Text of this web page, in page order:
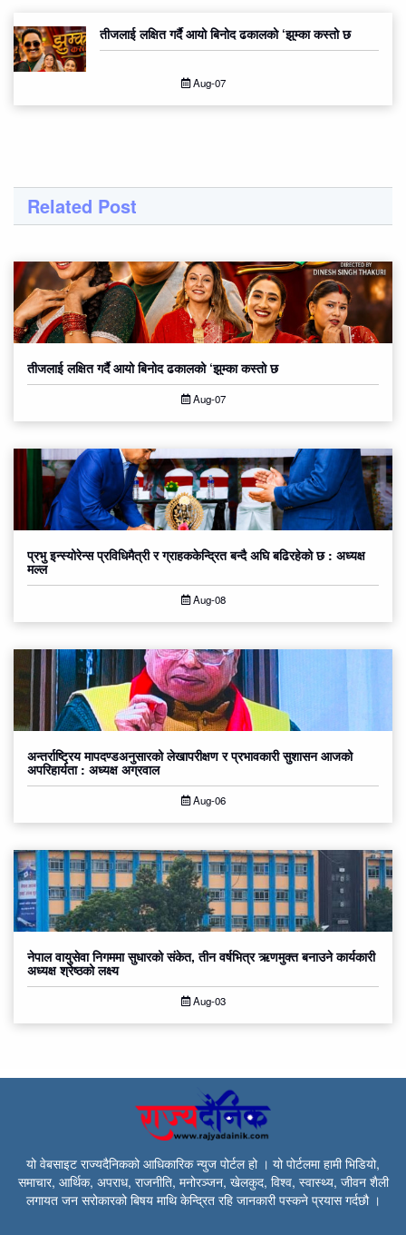
तीजलाई लक्षित गर्दै आयो बिनोद ढकालको ‘झुम्का कस्तो छ
Aug-07
Related Post
तीजलाई लक्षित गर्दै आयो बिनोद ढकालको ‘झुम्का कस्तो छ
Aug-07
प्रभु इन्स्योरेन्स प्रविधिमैत्री र ग्राहककेन्द्रित बन्दै अघि बढिरहेको छ : अध्यक्ष
मल्ल
Aug-08
अन्तर्राष्ट्रिय मापदण्डअनुसारको लेखापरीक्षण र प्रभावकारी सुशासन आजको
अपरिहार्यता : अध्यक्ष अग्रवाल
Aug-06
नेपाल वायुसेवा निगममा सुधारको संकेत, तीन वर्षभित्र ऋणमुक्त बनाउने कार्यकारी
अध्यक्ष श्रेष्ठको लक्ष्य
Aug-03
यो वेबसाइट राज्यदैनिकको आधिकारिक न्युज पोर्टल हो । यो पोर्टलमा हामी भिडियो,
समाचार, आर्थिक, अपराध, राजनीति, मनोरञ्जन, खेलकुद, विश्व, स्वास्थ्य, जीवन शैली
लगायत जन सरोकारको बिषय माथि केन्द्रित रहि जानकारी पस्कने प्रयास गर्दछौ ।